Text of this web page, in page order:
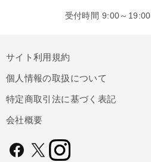
受付時間 9:00～19:00
サイト利用規約
個人情報の取扱について
特定商取引法に基づく表記
会社概要